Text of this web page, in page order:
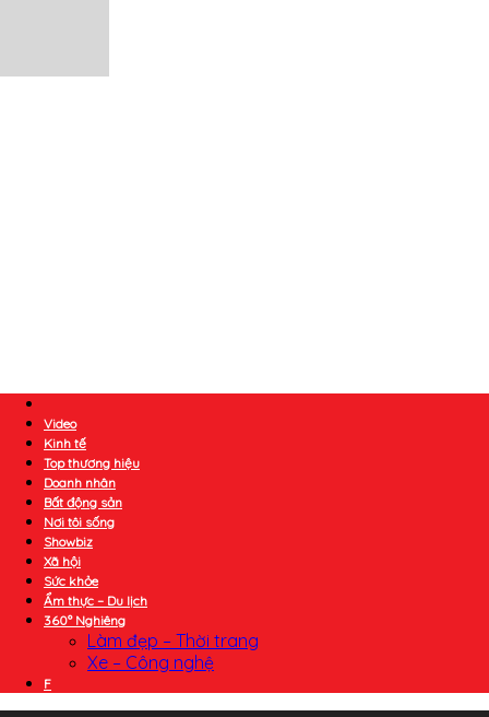
Video
Kinh tế
Top thương hiệu
Doanh nhân
Bất động sản
Nơi tôi sống
Showbiz
Xã hội
Sức khỏe
Ẩm thực – Du lịch
360° Nghiêng
Làm đẹp – Thời trang
Xe – Công nghệ
F